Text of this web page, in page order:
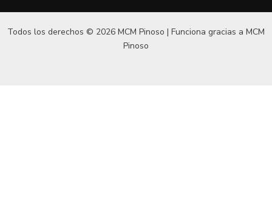
Todos los derechos © 2026 MCM Pinoso | Funciona gracias a MCM
Pinoso